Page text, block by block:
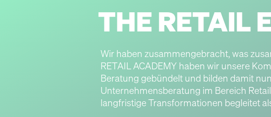
THE RETAIL
Wir haben zusammengebracht, was
RETAIL ACADEMY haben wir unsere
Beratung gebündelt und bilden damit
Unternehmensberatung im Bereich
langfristige Transformationen begleitet